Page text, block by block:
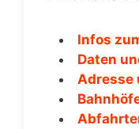
Infos
Daten
Adresse